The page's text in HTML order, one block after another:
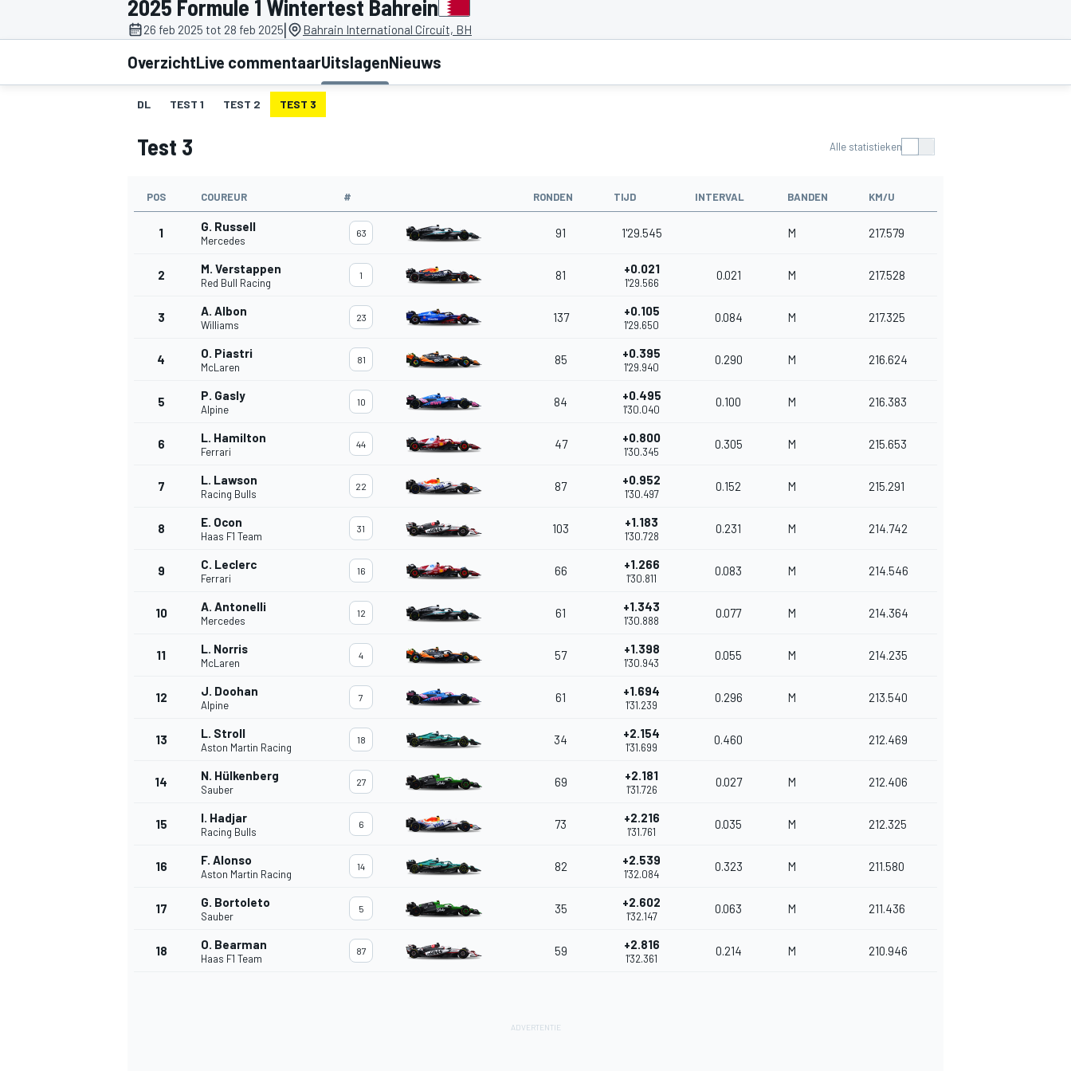
2025 Formule 1 Wintertest Bahrein
26 feb 2025 tot 28 feb 2025| Bahrain International Circuit, BH
OverzichtLive commentaarUitslagenNieuws
DL TEST 1 TEST 2 TEST 3
Test 3 Alle statistieken
POS COUREUR # RONDEN TIJD INTERVAL BANDEN KM/U
1 G. Russell
Mercedes
63 91 1'29.545 M 217.579
2 M. Verstappen
Red Bull Racing
1 81 +0.021
1'29.566
0.021 M 217.528
3 A. Albon
Williams
23 137 +0.105
1'29.650
0.084 M 217.325
4 O. Piastri
McLaren
81 85 +0.395
1'29.940
0.290 M 216.624
5 P. Gasly
Alpine
10 84 +0.495
1'30.040
0.100 M 216.383
6 L. Hamilton
Ferrari
44 47 +0.800
1'30.345
0.305 M 215.653
7 L. Lawson
Racing Bulls
22 87 +0.952
1'30.497
0.152 M 215.291
8 E. Ocon
Haas F1 Team
31 103 +1.183
1'30.728
0.231 M 214.742
9 C. Leclerc
Ferrari
16 66 +1.266
1'30.811
0.083 M 214.546
10 A. Antonelli
Mercedes
12 61 +1.343
1'30.888
0.077 M 214.364
11 L. Norris
McLaren
4 57 +1.398
1'30.943
0.055 M 214.235
12 J. Doohan
Alpine
7 61 +1.694
1'31.239
0.296 M 213.540
13 L. Stroll
Aston Martin Racing
18 34 +2.154
1'31.699
0.460 212.469
14 N. Hülkenberg
Sauber
27 69 +2.181
1'31.726
0.027 M 212.406
15 I. Hadjar
Racing Bulls
6 73 +2.216
1'31.761
0.035 M 212.325
16 F. Alonso
Aston Martin Racing
14 82 +2.539
1'32.084
0.323 M 211.580
17 G. Bortoleto
Sauber
5 35 +2.602
1'32.147
0.063 M 211.436
18 O. Bearman
Haas F1 Team
87 59 +2.816
1'32.361
0.214 M 210.946